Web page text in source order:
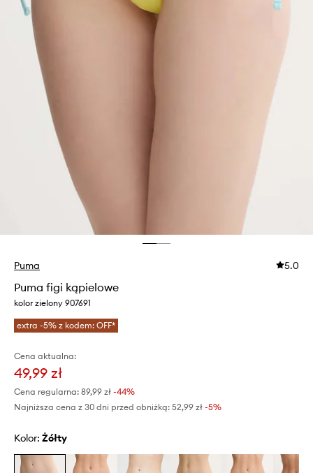
Puma 5.0
Puma figi kąpielowe
kolor zielony 907691
extra -5% z kodem: OFF*
Cena aktualna:
49,99 zł
Cena regularna: 89,99 zł -44%
Najniższa cena z 30 dni przed obniżką: 52,99 zł -5%
Kolor: żółty